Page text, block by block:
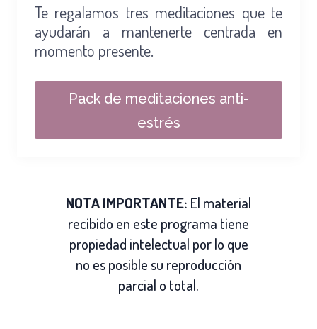
Te regalamos tres meditaciones que te
ayudarán a mantenerte centrada en
momento presente.
Pack de meditaciones anti-
estrés
NOTA IMPORTANTE: El material
recibido en este programa tiene
propiedad intelectual por lo que
no es posible su reproducción
parcial o total.